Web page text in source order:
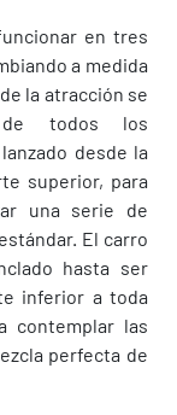
en tres
a medida
la atracción se
todos los
desde la
superior, para
una serie de
El carro
hasta ser
inferior a toda
contemplar las
perfecta de